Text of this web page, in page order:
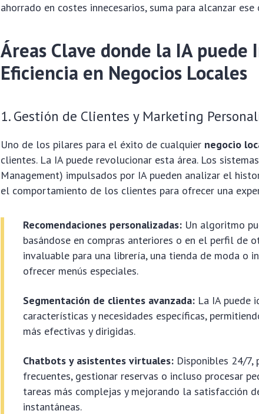
ahorrado en costes innecesarios, suma para alcanzar
Áreas Clave donde la IA puede
Eficiencia en Negocios Locales
1. Gestión de Clientes y Marketing
Uno de los pilares para el éxito de cualquier negocio
clientes. La IA puede revolucionar esta área. Los
Management) impulsados por IA pueden analizar el
el comportamiento de los clientes para ofrecer una
Recomendaciones personalizadas: Un algoritmo
basándose en compras anteriores o en el perfil de
invaluable para una librería, una tienda de moda o
ofrecer menús especiales.
Segmentación de clientes avanzada: La IA puede
características y necesidades específicas,
más efectivas y dirigidas.
Chatbots y asistentes virtuales: Disponibles 24/7,
frecuentes, gestionar reservas o incluso procesar
tareas más complejas y mejorando la satisfacción
instantáneas.